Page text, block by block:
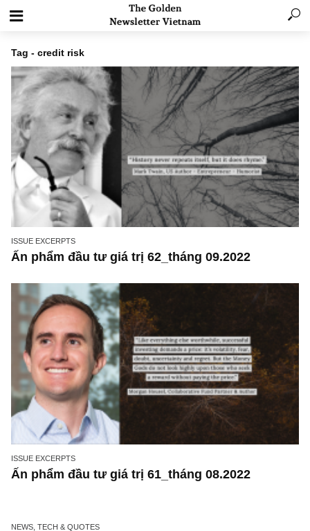
Tag - credit risk
Ấn phẩm đầu tư giá trị 62_tháng 09.2022
Ấn phẩm đầu tư giá trị 61_tháng 08.2022